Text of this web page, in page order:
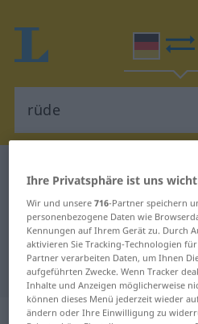
Deutsch-Dänisch
"rüde"
"rüde" Dänisch
„rüde“
Ihre Privatsphäre ist uns
Wir und unsere716-Partner speichern
personenbezogene Daten wie
Kennungen auf Ihrem Gerät zu. Durch
aktivieren Sie Tracking-Technologien
Partner verarbeiten Daten, um Ihnen
aufgeführten Zwecke. Wenn Tracker
Inhalte und Anzeigen möglicherweise
können dieses Menü jederzeit wieder
ändern oder Ihre Einwilligung zu